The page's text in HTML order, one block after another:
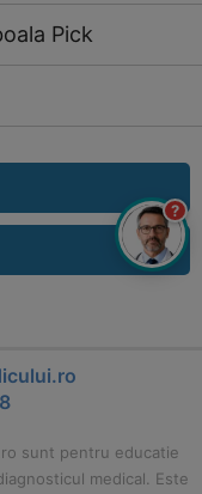
Pick
sunt pentru educatie
medical. Este
?